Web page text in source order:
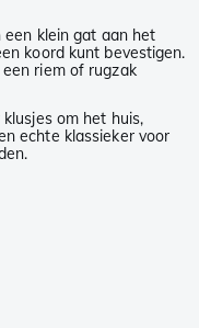
een klein gat aan het
koord kunt bevestigen.
riem of rugzak
om het huis,
echte klassieker voor